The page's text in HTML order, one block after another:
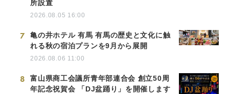
所設置
2026.08.05 16:00
7
亀の井ホテル 有馬 有馬の歴史と文化に触
れる秋の宿泊プランを9月から展開
2026.08.06 11:00
8
富山県商工会議所青年部連合会 創立50周
年記念祝賀会 「DJ盆踊り」を開催します